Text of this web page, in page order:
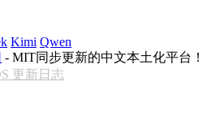
Kimi Qwen
- MIT同步更新的中文本土化平台！
更新日志